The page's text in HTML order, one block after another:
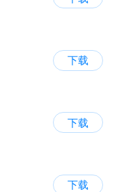
下载
下载
下载